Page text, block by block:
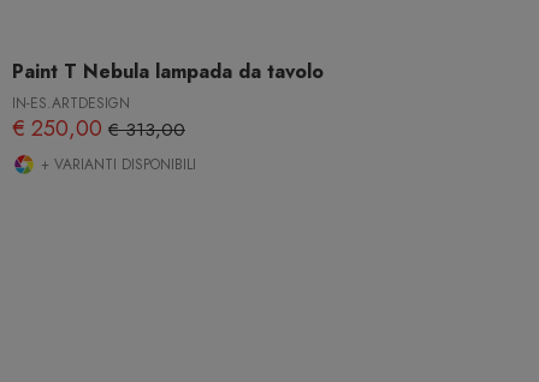
Paint T Nebula lampada da tavolo
IN-ES.ARTDESIGN
€ 250,00 € 313,00
+ VARIANTI DISPONIBILI